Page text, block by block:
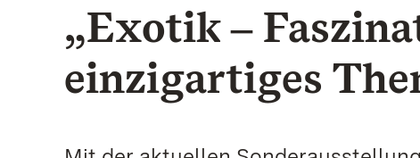
„Exotik ‒
einzigartiges